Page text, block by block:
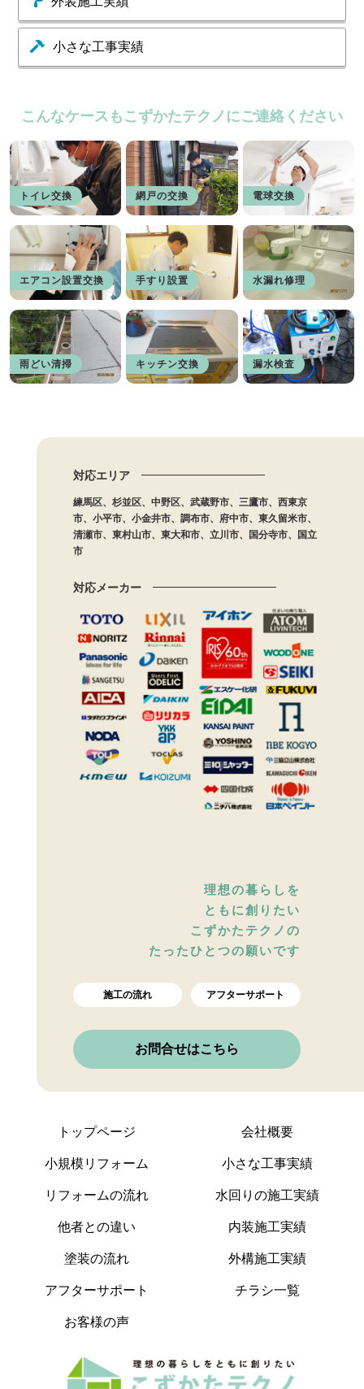
小さな工事実績
こんなケースもこずかたテクノにご連絡ください
トイレ交換 網戸の交換 電球交換
エアコン設置交換 手すり設置 水漏れ修理
雨どい清掃 キッチン交換 漏水検査
対応エリア
練馬区、杉並区、中野区、武蔵野市、三鷹市、西東京
市、小平市、小金井市、調布市、府中市、東久留米市、
清瀬市、東村山市、東大和市、立川市、国分寺市、国立
市
対応メーカー
理想の暮らしを
ともに創りたい
こずかたテクノの
たったひとつの願いです
施工の流れ アフターサポート
お問合せはこちら
トップページ
小規模リフォーム
リフォームの流れ
他者との違い
塗装の流れ
アフターサポート
お客様の声
会社概要
小さな工事実績
水回りの施工実績
内装施工実績
外構施工実績
チラシ一覧